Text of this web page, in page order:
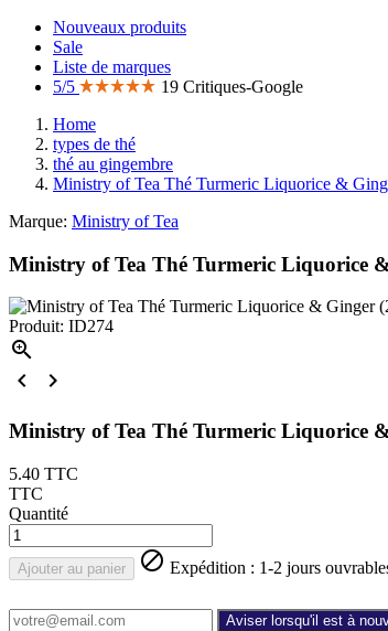
Nouveaux produits
Sale
Liste de marques
5/5
19 Critiques-Google
Home
types de thé
thé au gingembre
Ministry of Tea Thé Turmeric Liquorice &
Marque: Ministry of Tea
Ministry of Tea Thé Turmeric Liquorice
Produit: ID274



Ministry of Tea Thé Turmeric Liquorice
5.40 TTC
TTC
Quantité
Ajouter au panier  Expédition : 1-2 jours
Aviser lorsqu'il est à